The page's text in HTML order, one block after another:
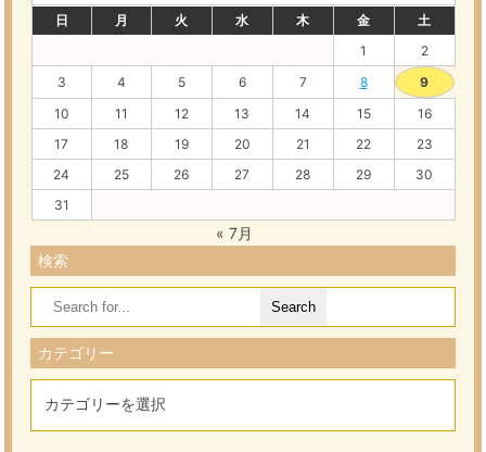
日
月 火 水 木 金
土
1
2
3
4 5 6 7 8
9
10
11 12 13 14 15
16
17
18 19 20 21 22
23
24
25 26 27 28 29
30
31
« 7月
検索
Search
for:
カテゴリー